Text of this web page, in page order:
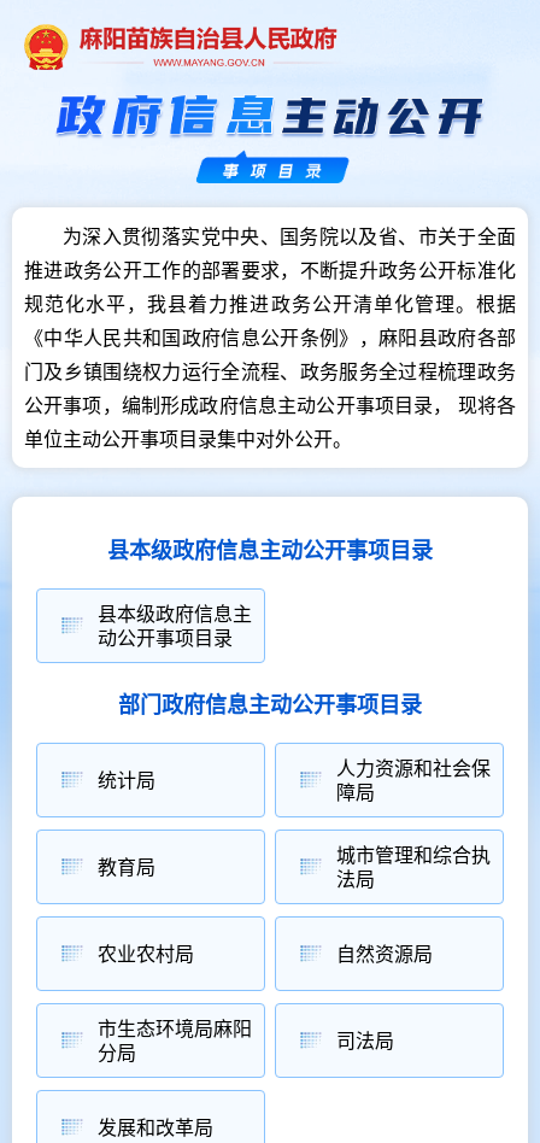
为深入贯彻落实党中央、国务院以及省、市关于全面
推进政务公开工作的部署要求，不断提升政务公开标准化
规范化水平，我县着力推进政务公开清单化管理。根据
《中华人民共和国政府信息公开条例》，麻阳县政府各部
门及乡镇围绕权力运行全流程、政务服务全过程梳理政务
公开事项，编制形成政府信息主动公开事项目录， 现将各
单位主动公开事项目录集中对外公开。
县本级政府信息主动公开事项目录
县本级政府信息主
动公开事项目录
部门政府信息主动公开事项目录
统计局
人力资源和社会保
障局
教育局
城市管理和综合执
法局
农业农村局 自然资源局
市生态环境局麻阳
分局
司法局
发展和改革局